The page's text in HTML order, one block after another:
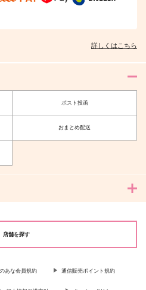
詳しくはこちら
ポスト投函
おまとめ配送
店舗を探す
あな会員規約 通信販売ポイント規約